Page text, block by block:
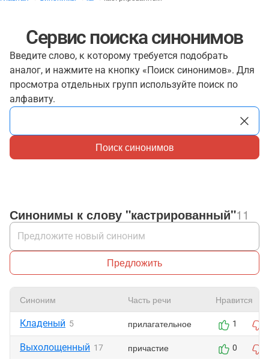
Сервис поиска синонимов
Введите слово, к которому требуется подобрать
аналог, и нажмите на кнопку «Поиск синонимов». Для
просмотра отдельных групп используйте поиск по
алфавиту.
Поиск синонимов
Синонимы к слову "кастрированный"11
Предложить
Синоним Часть речи Нравится
Кладеный 5 прилагательное 1
Выхолощенный 17 причастие 0